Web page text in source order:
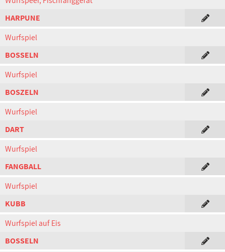
HARPUNE
Wurfspiel
BOSSELN
Wurfspiel
BOSZELN
Wurfspiel
DART
Wurfspiel
FANGBALL
Wurfspiel
KUBB
Wurfspiel auf Eis
BOSSELN